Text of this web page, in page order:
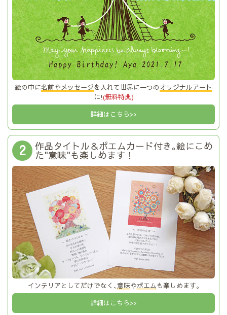
絵の中に名前やメッセージを入れて世界に一つのオリジナルアート
に!(無料特典)
詳細はこちら>>
2 作品タイトル＆ポエムカード付き｡絵にこめ
た"意味"も楽しめます！
インテリアとしてだけでなく､意味やポエムも楽しめます｡
詳細はこちら>>